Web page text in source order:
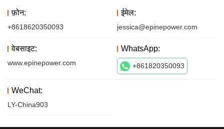
फ़ोन:
+8618620350093
ईमेल:
jessica@epinepower.com
वेबसाइट:
www.epinepower.com
WhatsApp:
+861820350093
WeChat:
LY-China903